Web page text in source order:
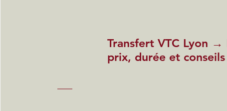
Transfert VTC Lyon →
prix, durée et